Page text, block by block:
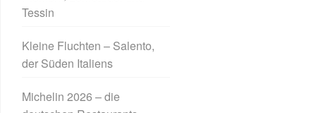
Tessin
Kleine Fluchten – Salento,
der Süden Italiens
Michelin 2026 – die